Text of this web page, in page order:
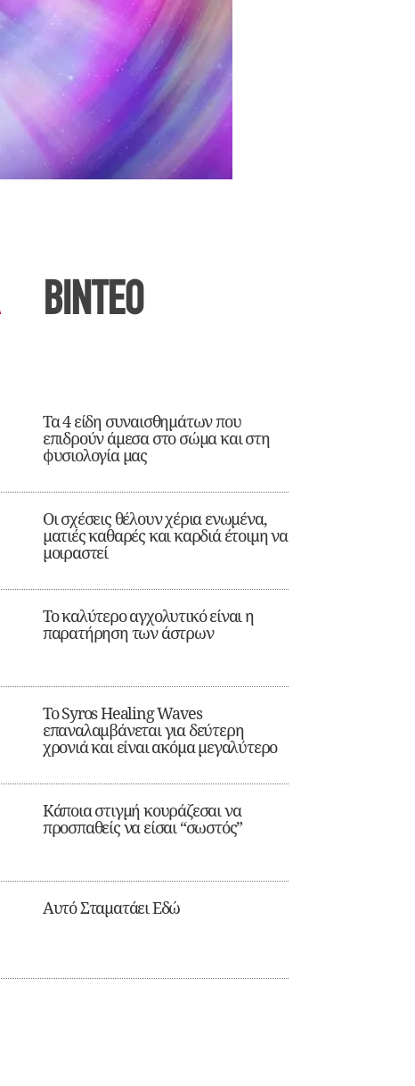
ΒΙΝΤΕΟ
Τα 4 είδη συναισθημάτων που
επιδρούν άμεσα στο σώμα και στη
φυσιολογία μας
Οι σχέσεις θέλουν χέρια ενωμένα,
ματιές καθαρές και καρδιά έτοιμη να
μοιραστεί
Το καλύτερο αγχολυτικό είναι η
παρατήρηση των άστρων
Το Syros Healing Waves
επαναλαμβάνεται για δεύτερη
χρονιά και είναι ακόμα μεγαλύτερο
Κάποια στιγμή κουράζεσαι να
προσπαθείς να είσαι “σωστός”
Αυτό Σταματάει Εδώ